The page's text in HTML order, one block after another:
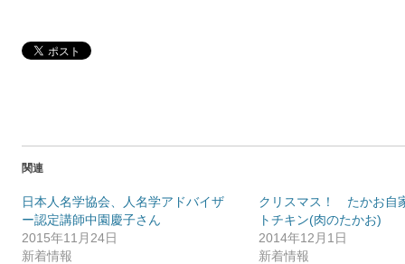
関連
日本人名学協会、人名学アドバイザ
ー認定講師中園慶子さん
2015年11月24日
新着情報
クリスマス！ たかお自
トチキン(肉のたかお)
2014年12月1日
新着情報